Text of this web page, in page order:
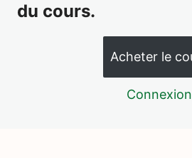
2 leçons, 1 quiz
INTRODUCTION A LA
VIE PRATIQUE –
du cours.
Acheter le
Connexion